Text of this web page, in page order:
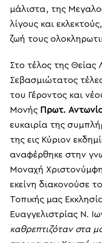
μάλιστα, της
λίγους και
ζωή τους
Στο τέλος της Θείας
Σεβασμιώτατος
του Γέροντος και
Μονής Πρωτ.
ευκαιρία της
της εις Κύριον
αναφέρθηκε στην
Μοναχή
εκείνη διακονούσε
Τοπικής μας
Ευαγγελιστρίας Ν.
καθρεπτιζόταν στα